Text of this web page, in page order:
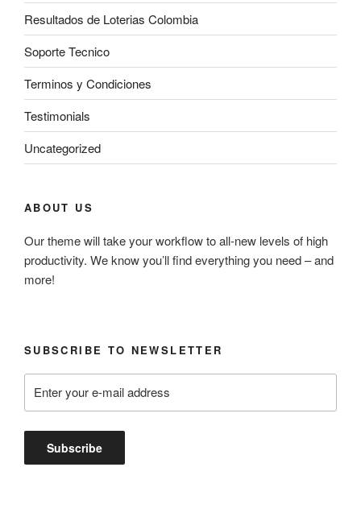
Resultados de Loterias Colombia
Soporte Tecnico
Terminos y Condiciones
Testimonials
Uncategorized
ABOUT US
Our theme will take your workflow to all-new levels of high
productivity. We know you’ll find everything you need – and
more!
SUBSCRIBE TO NEWSLETTER